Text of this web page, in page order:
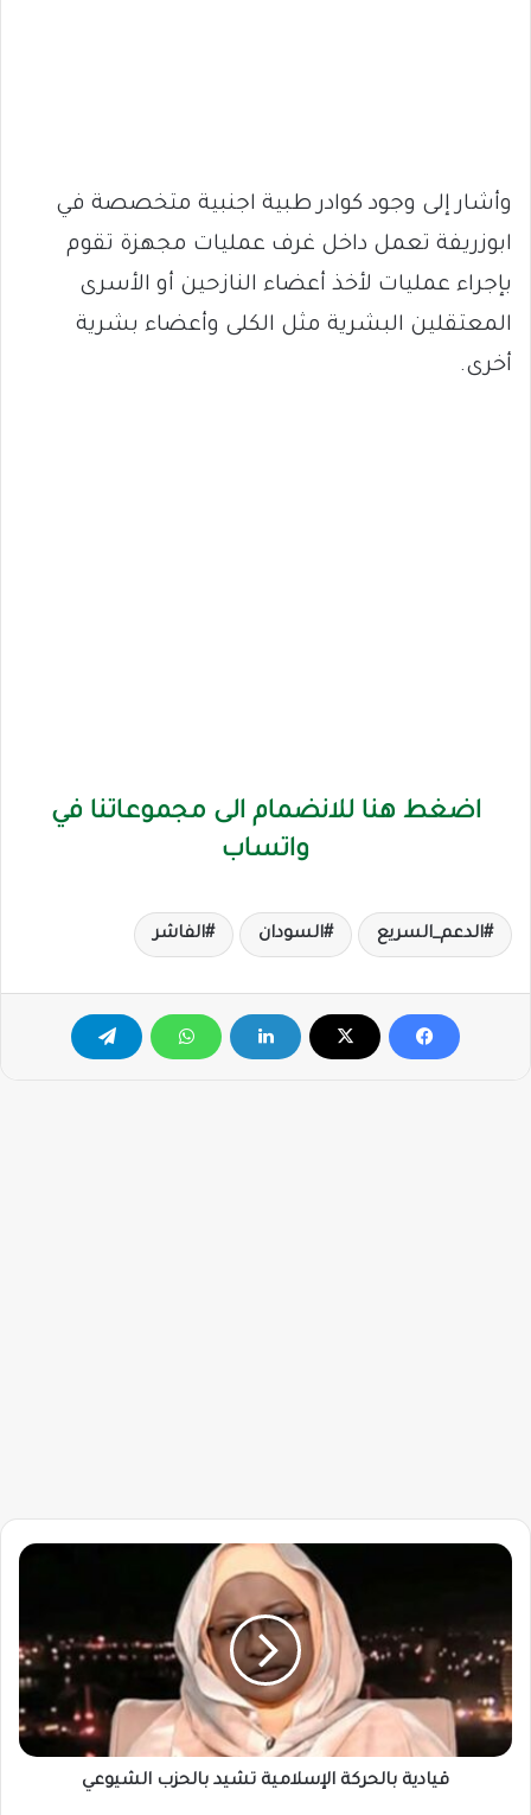
وأشار إلى وجود كوادر طبية اجنبية متخصصة في
ابوزريفة تعمل داخل غرف عمليات مجهزة تقوم
بإجراء عمليات لأخذ أعضاء النازحين أو الأسرى
المعتقلين البشرية مثل الكلى وأعضاء بشرية
أخرى.
اضغط هنا للانضمام الى مجموعاتنا في
واتساب
الدعم_السريع السودان الفاشر
قيادية
بالحزب
الشيوعي
قيادية بالحركة الإسلامية تشيد بالحزب الشيوعي